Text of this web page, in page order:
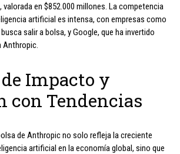
valorada en $852.000 millones. La competencia
artificial es intensa, con empresas como
salir a bolsa, y Google, que ha invertido
Anthropic.
Impacto y
con Tendencias
de Anthropic no solo refleja la creciente
artificial en la economía global, sino que